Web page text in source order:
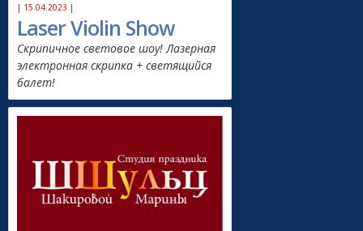
| 15.04.2023 |
Laser Violin Show
Скрипичное световое шоу! Лазерная
электронная скрипка + светящийся
балет!